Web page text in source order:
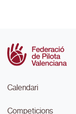
Calendari
Competicions